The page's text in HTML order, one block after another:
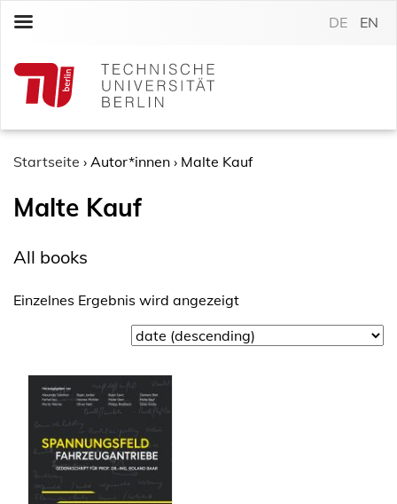
c
DE EN
Startseite › Autor*innen › Malte Kauf
Malte Kauf
All books
Einzelnes Ergebnis wird angezeigt